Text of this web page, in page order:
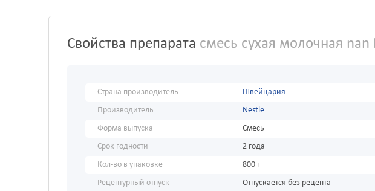
Свойства препарата смесь сухая молочная
Страна производитель
Швейцария
Производитель
Nestle
Форма выпуска
Смесь
Срок годности
2 года
Кол-во в упаковке
800 г
Рецептурный отпуск
Отпускается без рецепта